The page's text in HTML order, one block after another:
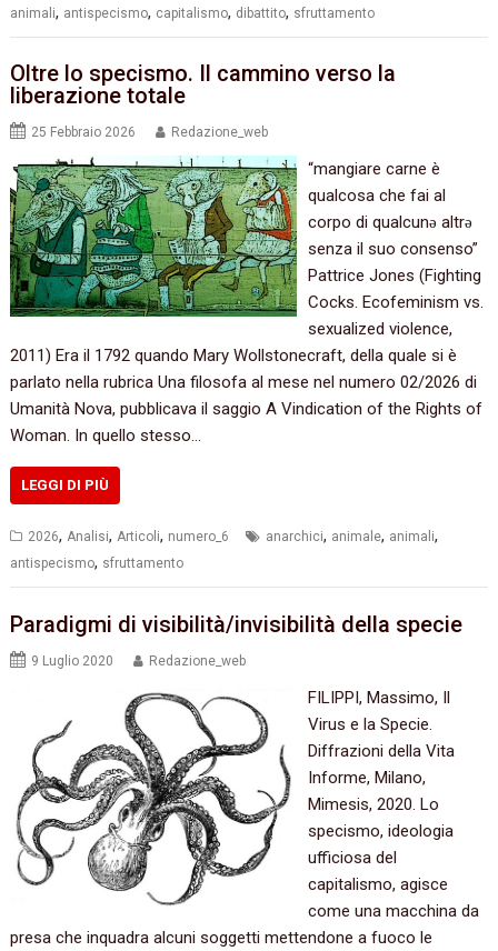
animali, antispecismo, capitalismo, dibattito, sfruttamento
Oltre lo specismo. Il cammino verso la
liberazione totale
25 Febbraio 2026 Redazione_web
“mangiare carne è
qualcosa che fai al
corpo di qualcunǝ altrǝ
senza il suo consenso”
Pattrice Jones (Fighting
Cocks. Ecofeminism vs.
sexualized violence,
2011) Era il 1792 quando Mary Wollstonecraft, della quale si è
parlato nella rubrica Una filosofa al mese nel numero 02/2026 di
Umanità Nova, pubblicava il saggio A Vindication of the Rights of
Woman. In quello stesso…
LEGGI DI PIÙ
2026,Analisi,Articoli, numero_6 anarchici, animale, animali,
antispecismo, sfruttamento
Paradigmi di visibilità/invisibilità della specie
9 Luglio 2020 Redazione_web
FILIPPI, Massimo, Il
Virus e la Specie.
Diffrazioni della Vita
Informe, Milano,
Mimesis, 2020. Lo
specismo, ideologia
ufficiosa del
capitalismo, agisce
come una macchina da
presa che inquadra alcuni soggetti mettendone a fuoco le